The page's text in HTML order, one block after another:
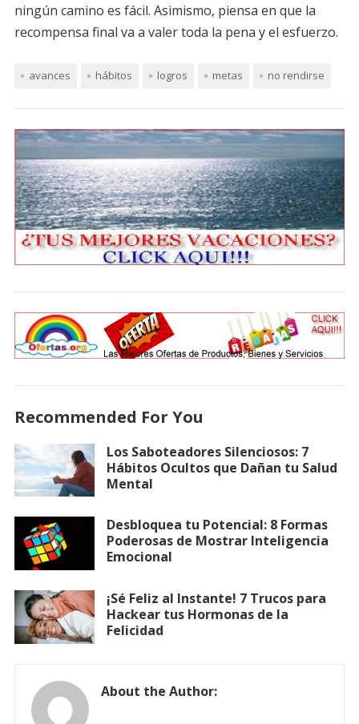
ningún camino es fácil. Asimismo, piensa en que la
recompensa final va a valer toda la pena y el esfuerzo.
avances hábitos logros metas no rendirse
Recommended For You
Los Saboteadores Silenciosos: 7
Hábitos Ocultos que Dañan tu Salud
Mental
Desbloquea tu Potencial: 8 Formas
Poderosas de Mostrar Inteligencia
Emocional
¡Sé Feliz al Instante! 7 Trucos para
Hackear tus Hormonas de la
Felicidad
About the Author: